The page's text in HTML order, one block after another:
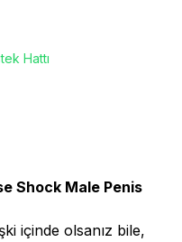
Hattı
Shock Male Penis
içinde olsanız bile,